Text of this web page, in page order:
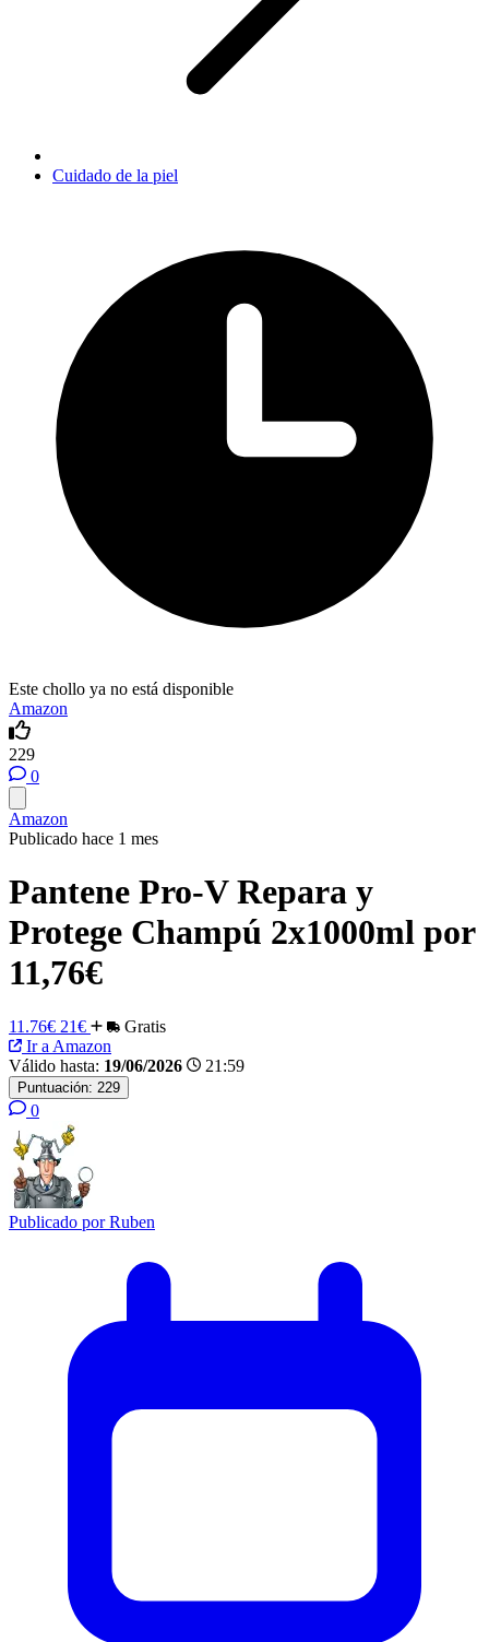
Cuidado de la piel
Este chollo ya no está disponible
Amazon
229
0
Amazon
Publicado hace 1 mes
Pantene Pro-V Repara y
Protege Champú 2x1000ml por
11,76€
11.76€ 21€
Gratis
Ir a Amazon
Válido hasta: 19/06/2026 21:59
Puntuación: 229
0
Publicado porRuben